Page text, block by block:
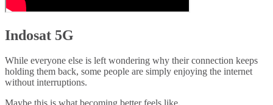
Indosat 5G
While everyone else is left wondering why their connection keeps
holding them back, some people are simply enjoying the internet
without interruptions.